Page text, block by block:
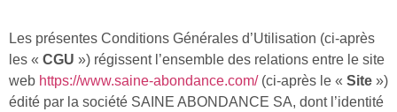
Les présentes Conditions Générales d’Utilisation (ci-après
les « CGU ») régissent l’ensemble des relations entre le site
web https://www.saine-abondance.com/ (ci-après le « Site »)
édité par la société SAINE ABONDANCE SA, dont l’identité